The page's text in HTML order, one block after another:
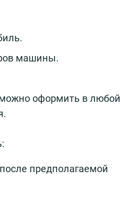
машины.
оформить в любой
предполагаемой